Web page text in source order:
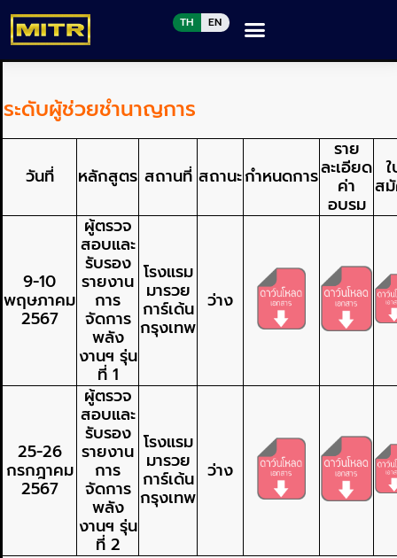
TH EN
ระดับผู้ช่วยชำนาญการ
วันที่ หลักสูตร สถานที่ สถานะกำหนดการ
ราย
ละเอียด
ค่า
อบรม
ส
9-10
พฤษภาคม
2567
ผู้ตรวจ
สอบและ
รับรอง
รายงาน
การ
จัดการ
พลัง
งานฯ รุ่น
ที่ 1
โรงแรม
มารวย
การ์เด้น
กรุงเทพ
ว่าง
25-26
กรกฎาคม
2567
ผู้ตรวจ
สอบและ
รับรอง
รายงาน
การ
จัดการ
พลัง
งานฯ รุ่น
ที่ 2
โรงแรม
มารวย
การ์เด้น
กรุงเทพ
ว่าง